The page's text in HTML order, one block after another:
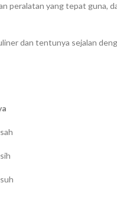
peralatan yang tepat guna,
dan tentunya sejalan